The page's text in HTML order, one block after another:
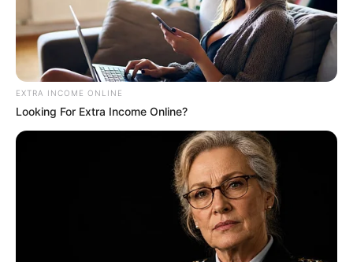
EXTRA INCOME ONLINE
Looking For Extra Income Online?